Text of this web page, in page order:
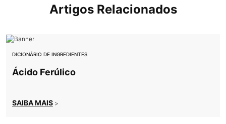
Artigos Relacionados
DICIONÁRIO DE INGREDIENTES
Ácido Ferúlico
SAIBA MAIS >